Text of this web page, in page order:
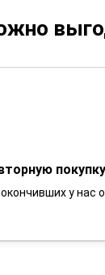
покупку
у нас